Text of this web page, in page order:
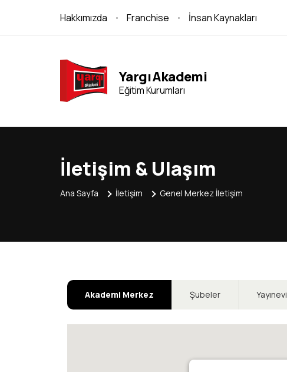
Hakkımızda Franchise İnsan Kaynakları
Yargı Akademi
Eğitim Kurumları
İletişim & Ulaşım
Ana Sayfa İletişim Genel Merkez İletişim
Akademi Merkez Şubeler Yayınevi